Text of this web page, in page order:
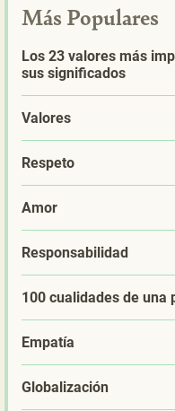
Más Populares
Los 23 valores más
sus significados
Valores
Respeto
Amor
Responsabilidad
100 cualidades de una
Empatía
Globalización